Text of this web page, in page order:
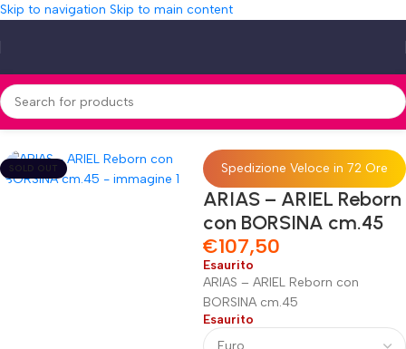
Skip to navigation Skip to main content
Home»Shop»ARIAS – ARIEL Reborn con BORSINA cm.45
SOLD OUT Spedizione Veloce in 72 Ore
ARIAS – ARIEL Reborn
con BORSINA cm.45
€107,50
Esaurito
ARIAS – ARIEL Reborn con
BORSINA cm.45
Esaurito